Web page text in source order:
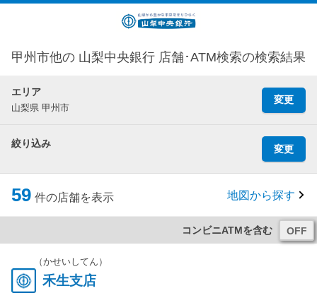
甲州市他の 山梨中央銀行 店舗･ATM検索の検索結果
エリア
山梨県 甲州市
変更
絞り込み 変更
59 件の店舗を表示 地図から探す
コンビニATMを含む
（かせいしてん）
禾生支店